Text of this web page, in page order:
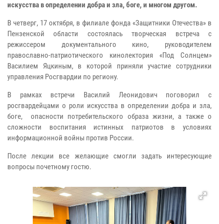
искусства в определении добра и зла, боге, и многом другом.
В четверг, 17 октября, в филиале фонда «Защитники Отечества» в
Пензенской области состоялась творческая встреча с
режиссером документального кино, руководителем
православно-патриотического кинолектория «Под Солнцем»
Василием Яцкиным, в которой приняли участие сотрудники
управления Росгвардии по региону.
В рамках встречи Василий Леонидович поговорил с
росгвардейцами о роли искусства в определении добра и зла,
боге, опасности потребительского образа жизни, а также о
сложности воспитания истинных патриотов в условиях
информационной войны против России.
После лекции все желающие смогли задать интересующие
вопросы почетному гостю.